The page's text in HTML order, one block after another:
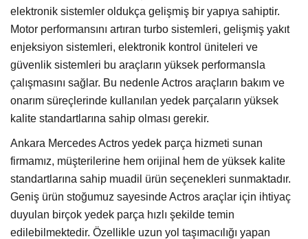
elektronik sistemler oldukça gelişmiş bir yapıya sahiptir.
Motor performansını artıran turbo sistemleri, gelişmiş yakıt
enjeksiyon sistemleri, elektronik kontrol üniteleri ve
güvenlik sistemleri bu araçların yüksek performansla
çalışmasını sağlar. Bu nedenle Actros araçların bakım ve
onarım süreçlerinde kullanılan yedek parçaların yüksek
kalite standartlarına sahip olması gerekir.
Ankara Mercedes Actros yedek parça hizmeti sunan
firmamız, müşterilerine hem orijinal hem de yüksek kalite
standartlarına sahip muadil ürün seçenekleri sunmaktadır.
Geniş ürün stoğumuz sayesinde Actros araçlar için ihtiyaç
duyulan birçok yedek parça hızlı şekilde temin
edilebilmektedir. Özellikle uzun yol taşımacılığı yapan